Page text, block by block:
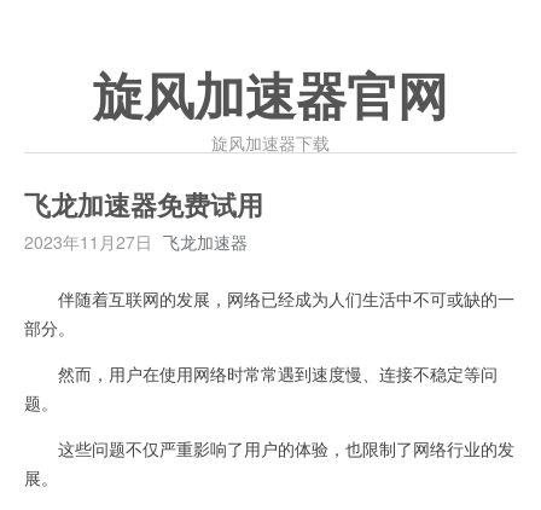
旋风加速器官网
旋风加速器下载
飞龙加速器免费试用
2023年11月27日 飞龙加速器
伴随着互联网的发展，网络已经成为人们生活中不可或缺的一
部分。
然而，用户在使用网络时常常遇到速度慢、连接不稳定等问
题。
这些问题不仅严重影响了用户的体验，也限制了网络行业的发
展。